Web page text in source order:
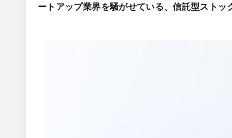
ートアップ業界を騒がせている、信託型ストッ